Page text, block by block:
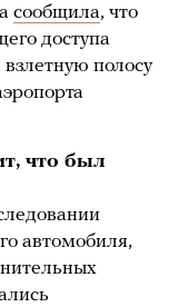
сообщила, что
доступа
полосу
что был
автомобиля,